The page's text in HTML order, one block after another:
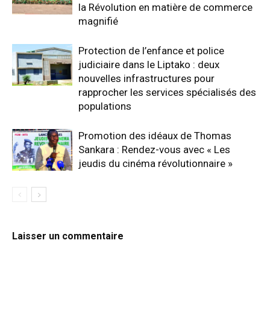
la Révolution en matière de commerce
magnifié
Protection de l’enfance et police
judiciaire dans le Liptako : deux
nouvelles infrastructures pour
rapprocher les services spécialisés des
populations
Promotion des idéaux de Thomas
Sankara : Rendez-vous avec « Les
jeudis du cinéma révolutionnaire »
Laisser un commentaire